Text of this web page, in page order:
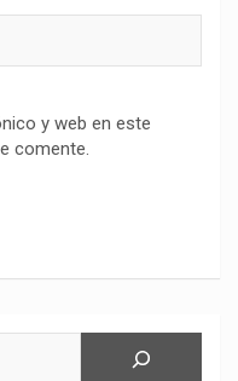
y web en este
comente.